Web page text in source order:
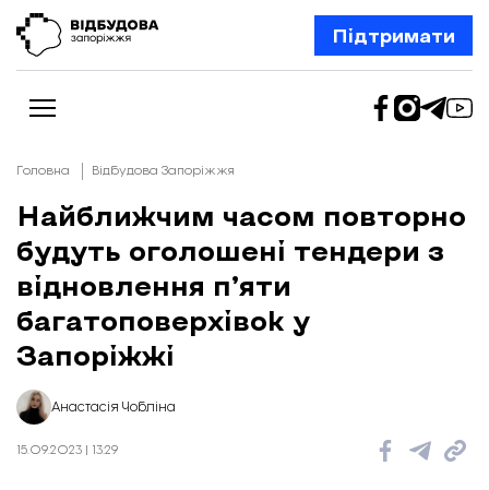
Підтримати
Новини
Відбудова Запоріжжя
Ексклюзив
Бізнес
Шлях додому
Відбудова. Життя
Колонки
Про нас
Редакційна політика
Головна Відбудова Запоріжжя
Найближчим часом повторно
будуть оголошені тендери з
відновлення п’яти
багатоповерхівок у
Запоріжжі
Анастасія Чобліна
15.09.2023 | 13:29